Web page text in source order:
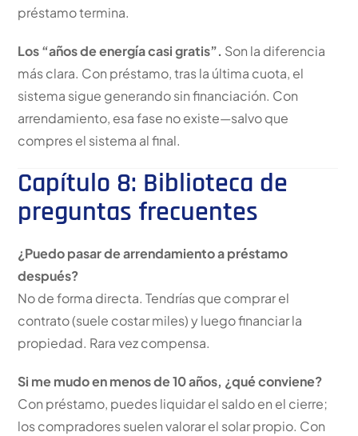
préstamo termina.
Los “años de energía casi gratis”. Son la diferencia
más clara. Con préstamo, tras la última cuota, el
sistema sigue generando sin financiación. Con
arrendamiento, esa fase no existe—salvo que
compres el sistema al final.
Capítulo 8: Biblioteca de
preguntas frecuentes
¿Puedo pasar de arrendamiento a préstamo
después?
No de forma directa. Tendrías que comprar el
contrato (suele costar miles) y luego financiar la
propiedad. Rara vez compensa.
Si me mudo en menos de 10 años, ¿qué conviene?
Con préstamo, puedes liquidar el saldo en el cierre;
los compradores suelen valorar el solar propio. Con